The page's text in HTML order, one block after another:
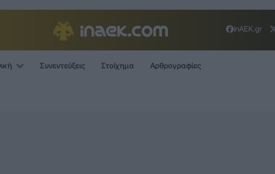
inAEK.gr
Συνεντεύξεις Στοίχημα Αρθρογραφίες